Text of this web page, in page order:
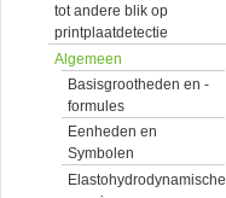
tot andere blik op
printplaatdetectie
Algemeen
Basisgrootheden en -
formules
Eenheden en
Symbolen
Elastohydrodynamische